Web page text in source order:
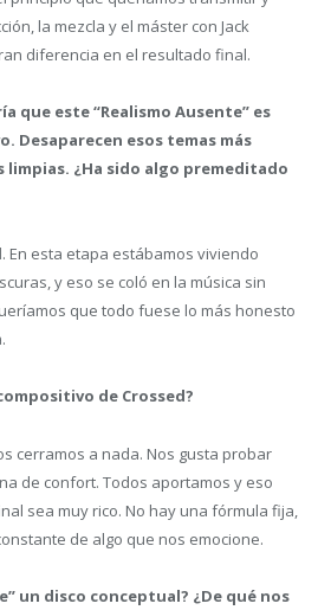
la mezcla y el máster con Jack
diferencia en el resultado final.
que este “Realismo Ausente” es
Desaparecen esos temas más
limpias. ¿Ha sido algo premeditado
En esta etapa estábamos viviendo
y eso se coló en la música sin
que todo fuese lo más honesto
de Crossed?
cerramos a nada. Nos gusta probar
de confort. Todos aportamos y eso
sea muy rico. No hay una fórmula fija,
de algo que nos emocione.
un disco conceptual? ¿De qué nos